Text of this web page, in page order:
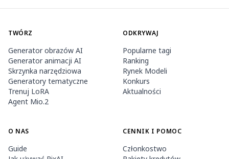
TWÓRZ
Generator obrazów AI
Generator animacji AI
Skrzynka narzędziowa
Generatory tematyczne
Trenuj LoRA
Agent Mio.2
ODKRYWAJ
Popularne tagi
Ranking
Rynek Modeli
Konkurs
Aktualności
O NAS
Guide
CENNIK I POMOC
Członkostwo